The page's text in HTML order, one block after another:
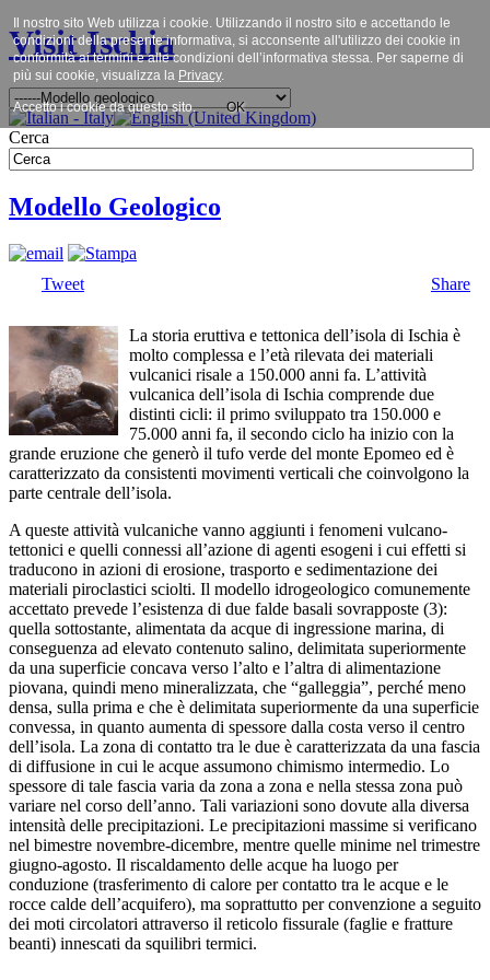
Visit Ischia
Cerca
Modello Geologico
Tweet Share
La storia eruttiva e tettonica dell’isola di Ischia è
molto complessa e l’età rilevata dei materiali
vulcanici risale a 150.000 anni fa. L’attività
vulcanica dell’isola di Ischia comprende due
distinti cicli: il primo sviluppato tra 150.000 e
75.000 anni fa, il secondo ciclo ha inizio con la
grande eruzione che generò il tufo verde del monte Epomeo ed è
caratterizzato da consistenti movimenti verticali che coinvolgono la
parte centrale dell’isola.
A queste attività vulcaniche vanno aggiunti i fenomeni vulcano-
tettonici e quelli connessi all’azione di agenti esogeni i cui effetti si
traducono in azioni di erosione, trasporto e sedimentazione dei
materiali piroclastici sciolti. Il modello idrogeologico comunemente
accettato prevede l’esistenza di due falde basali sovrapposte (3):
quella sottostante, alimentata da acque di ingressione marina, di
conseguenza ad elevato contenuto salino, delimitata superiormente
da una superficie concava verso l’alto e l’altra di alimentazione
piovana, quindi meno mineralizzata, che “galleggia”, perché meno
densa, sulla prima e che è delimitata superiormente da una superficie
convessa, in quanto aumenta di spessore dalla costa verso il centro
dell’isola. La zona di contatto tra le due è caratterizzata da una fascia
di diffusione in cui le acque assumono chimismo intermedio. Lo
spessore di tale fascia varia da zona a zona e nella stessa zona può
variare nel corso dell’anno. Tali variazioni sono dovute alla diversa
intensità delle precipitazioni. Le precipitazioni massime si verificano
nel bimestre novembre-dicembre, mentre quelle minime nel trimestre
giugno-agosto. Il riscaldamento delle acque ha luogo per
conduzione (trasferimento di calore per contatto tra le acque e le
rocce calde dell’acquifero), ma soprattutto per convenzione a seguito
dei moti circolatori attraverso il reticolo fissurale (faglie e fratture
beanti) innescati da squilibri termici.
Il nostro sito Web utilizza i cookie. Utilizzando il nostro sito e accettando le
condizioni della presente informativa, si acconsente all'utilizzo dei cookie in
conformità ai termini e alle condizioni dell’informativa stessa. Per saperne di
più sui cookie, visualizza la Privacy.
Accetto i cookie da questo sito. OK